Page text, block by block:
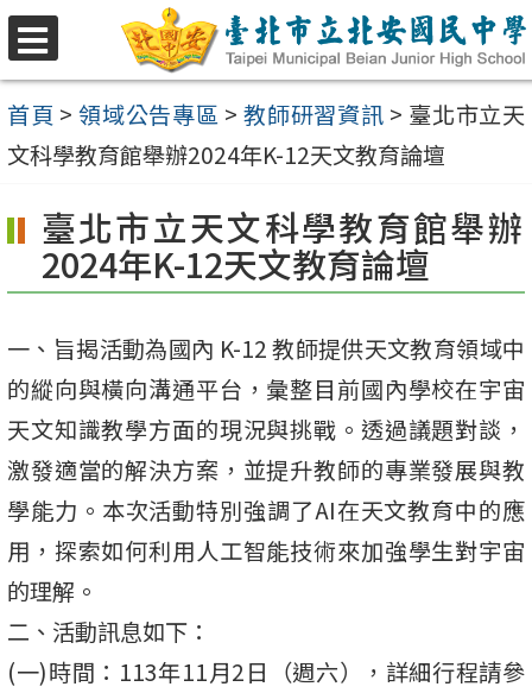
選
單
跳
至
主
要
容
首頁 > 領域公告專區 > 教師研習資訊 > 臺北市立天
文科學教育館舉辦2024年K-12天文教育論壇
臺北市立天文科學教育館舉辦
2024年K-12天文教育論壇
一、旨揭活動為國內 K-12 教師提供天文教育領域中
的縱向與橫向溝通平台，彙整目前國內學校在宇宙
天文知識教學方面的現況與挑戰。透過議題對談，
激發適當的解決方案，並提升教師的專業發展與教
學能力。本次活動特別強調了AI在天文教育中的應
用，探索如何利用人工智能技術來加強學生對宇宙
的理解。
二、活動訊息如下：
(一)時間：113年11月2日（週六），詳細行程請參